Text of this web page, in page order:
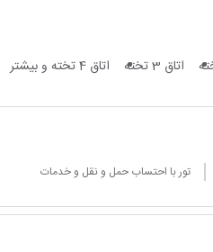
اتاق 3 تخته اتاق 4 تخته و بیشتر
تور با احتساب حمل و نقل و خدمات